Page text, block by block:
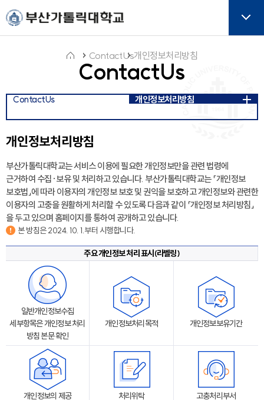
주메뉴로 가기
본문으로 가기
하단으로 가기
ContactUs
이
콘
ContactUs개인정보처리방침
ContactUs 개인정보처리방침
개인정보처리방침
부산가톨릭대학교는 서비스 이용에 필요한 개인정보만을 관련 법령에
근거하여 수집·보유 및 처리하고 있습니다. 부산가톨릭대학교는 「개인정보
보호법」에 따라 이용자의 개인정보 보호 및 권익을 보호하고 개인정보와 관련한
이용자의 고충을 원활하게 처리할 수 있도록 다음과 같이 「개인정보 처리방침」
을 두고 있으며 홈페이지를 통하여 공개하고 있습니다.
본 방침은 2024. 10. 1.부터 시행합니다.
주요 개인정보 처리 표시(라벨링)
일반개인정보수집
세부항목은 개인정보 처리
방침 본문 확인
개인정보처리목적 개인정보보유기간
개인정보의 제공 처리위탁 고충처리부서